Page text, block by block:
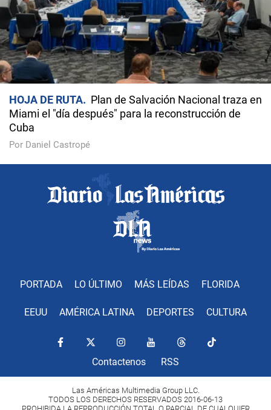
HOJA DE RUTA
Plan de Salvación Nacional traza en
Miami el "día después" para la reconstrucción de
Cuba
Por Daniel Castropé
PORTADA LO ÚLTIMO MÁS LEÍDAS FLORIDA
EEUU AMÉRICA LATINA DEPORTES CULTURA
Contactenos RSS
Las Américas Multimedia Group LLC.
TODOS LOS DERECHOS RESERVADOS 2016-06-13